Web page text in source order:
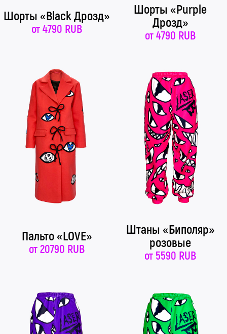
Шорты «Black Дрозд»
от4790 RUB
Шорты «Purple
Дрозд»
от4790 RUB
Пальто «LOVE»
от20790 RUB
Штаны «Биполяр»
розовые
от 5590 RUB